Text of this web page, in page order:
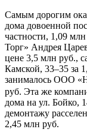
Самым дорогим
дома довоенной
частности, 1,09
Торг» Андрея
цене 3,5 млн руб.,
Камской, 33–35 за
занималось ООО
руб. Эта же
дома на ул. Бойко,
демонтажу
2,45 млн руб.